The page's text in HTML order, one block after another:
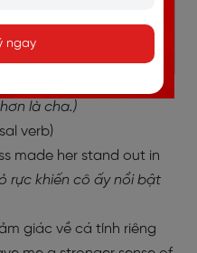
more than his father.
là cha.)
verb)
made her stand out in
rực khiến cô ấy nổi bật
giác về cá tính riêng
ngay